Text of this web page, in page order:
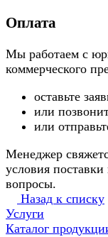
Оплата
Мы работаем с
коммерческого
оставьте
или
или
Менеджер
условия
вопросы.
Назад к списку
Услуги
Каталог